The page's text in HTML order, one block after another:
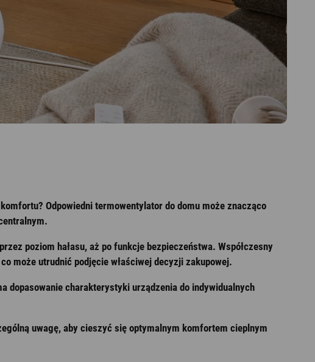
Odpowiedni termowentylator do domu może znacząco
poziom hałasu, aż po funkcje bezpieczeństwa. Współczesny
może utrudnić podjęcie właściwej decyzji zakupowej.
dopasowanie charakterystyki urządzenia do indywidualnych
uwagę, aby cieszyć się optymalnym komfortem cieplnym